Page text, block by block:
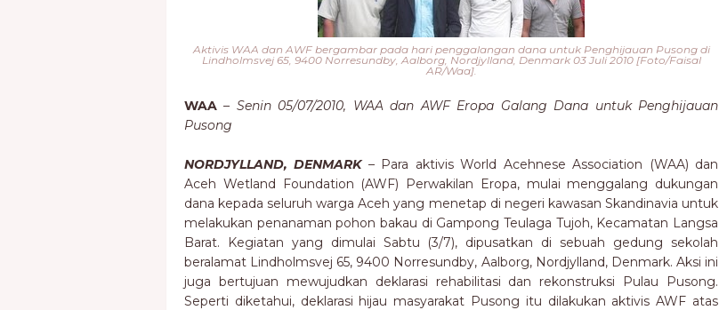
Aktivis WAA dan AWF bergambar pada hari penggalangan dana untuk Penghijauan Pusong di
Lindholmsvej 65, 9400 Norresundby, Aalborg, Nordjylland, Denmark 03 Juli 2010 [Foto/Faisal
AR/Waa].
WAA – Senin 05/07/2010, WAA dan AWF Eropa Galang Dana untuk Penghijauan
Pusong
NORDJYLLAND, DENMARK– Para aktivis World Acehnese Association (WAA) dan
Aceh Wetland Foundation (AWF) Perwakilan Eropa, mulai menggalang dukungan
dana kepada seluruh warga Aceh yang menetap di negeri kawasan Skandinavia untuk
melakukan penanaman pohon bakau di Gampong Teulaga Tujoh, Kecamatan Langsa
Barat. Kegiatan yang dimulai Sabtu (3/7), dipusatkan di sebuah gedung sekolah
beralamat Lindholmsvej 65, 9400 Norresundby, Aalborg, Nordjylland, Denmark. Aksi ini
juga bertujuan mewujudkan deklarasi rehabilitasi dan rekonstruksi Pulau Pusong.
Seperti diketahui, deklarasi hijau masyarakat Pusong itu dilakukan aktivis AWF atas